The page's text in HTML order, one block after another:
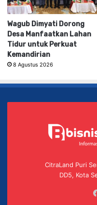
Wagub Dimyati Dorong
Desa Manfaatkan Lahan
Tidur untuk Perkuat
Kemandirian
8 Agustus 2026
CitraLand Puri
DD5, Kota